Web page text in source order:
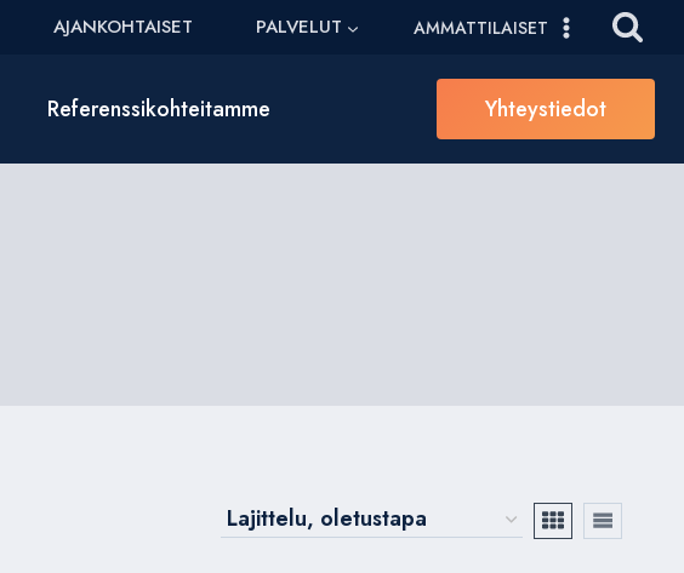
AJANKOHTAISET PALVELUT AMMATTILAISET
Referenssikohteitamme Yhteystiedot